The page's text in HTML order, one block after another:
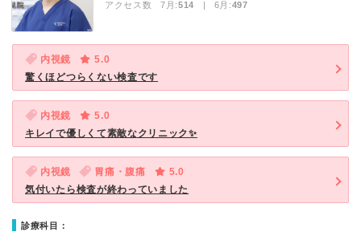
アクセス数 7月:514 | 6月:497
内視鏡
5.0
驚くほどつらくない検査です
内視鏡
5.0
キレイで優しくて素敵なクリニック✨
内視鏡 胃痛・腹痛
5.0
気付いたら検査が終わっていました
診療科目：